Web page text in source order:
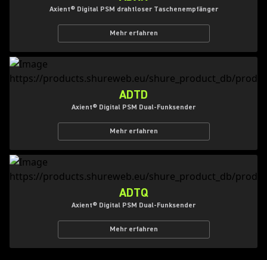
Axient® Digital PSM drahtloser Taschenempfänger
Mehr erfahren
ADTD
Axient® Digital PSM Dual-Funksender
Mehr erfahren
ADTQ
Axient® Digital PSM Dual-Funksender
Mehr erfahren